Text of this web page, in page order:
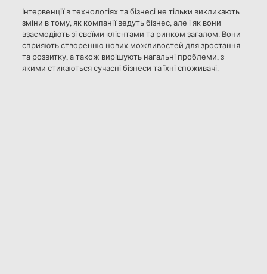
Інтервенції в технологіях та бізнесі не тільки викликають
зміни в тому, як компанії ведуть бізнес, але і як вони
взаємодіють зі своїми клієнтами та ринком загалом. Вони
сприяють створенню нових можливостей для зростання
та розвитку, а також вирішують нагальні проблеми, з
якими стикаються сучасні бізнеси та їхні споживачі.